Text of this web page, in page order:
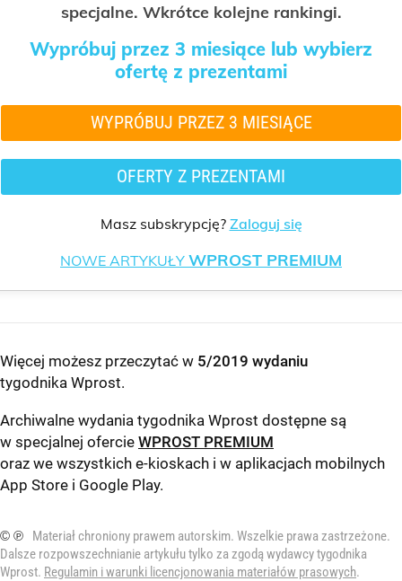
specjalne. Wkrótce kolejne rankingi.
Wypróbuj przez 3 miesiące lub wybierz
ofertę z prezentami
WYPRÓBUJ PRZEZ 3 MIESIĄCE
OFERTY Z PREZENTAMI
Masz subskrypcję? Zaloguj się
NOWE ARTYKUŁY WPROST PREMIUM
Więcej możesz przeczytać w 5/2019 wydaniu
tygodnika Wprost.
Archiwalne wydania tygodnika Wprost dostępne są
w specjalnej ofercie WPROST PREMIUM
oraz we wszystkich e-kioskach i w aplikacjach mobilnych
App Store i Google Play.
© ℗
Materiał chroniony prawem autorskim. Wszelkie prawa zastrzeżone.
Dalsze rozpowszechnianie artykułu tylko za zgodą wydawcy tygodnika
Wprost. Regulamin i warunki licencjonowania materiałów prasowych.